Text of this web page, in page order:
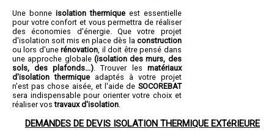
Une bonne isolation thermiqueest essentielle
pour votre confort et vous permettra de réaliser
des économies d'énergie. Que votre projet
d'isolation soit mis en place dès la construction
ou lors d'unerénovation, il doit être pensé dans
une approche globale (isolation des murs, des
sols, des plafonds...). Trouver les matériaux
d'isolation thermiqueadaptés à votre projet
n'est pas chose aisée, et l'aide de SOCOREBAT
sera indispensable pour orienter votre choix et
réaliser vostravaux d'isolation.
DEMANDES DE DEVIS ISOLATION THERMIQUE EXTéRIEURE